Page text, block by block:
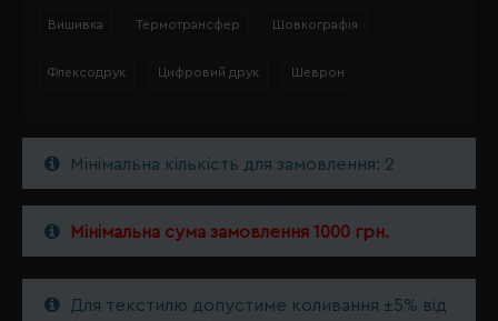
Вишивка Термотрансфер Шовкографія
Флексодрук Цифровий друк Шеврон
Мінімальна кількість для замовлення: 2
Мінімальна сума замовлення 1000 грн.
Для текстилю допустиме коливання ±5% від